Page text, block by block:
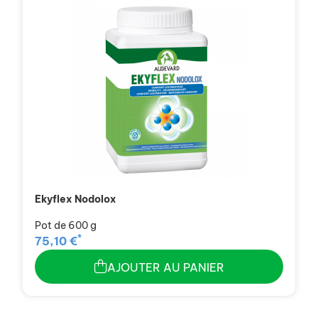
Ekyflex Nodolox
Pot de 600 g
75,10 €*
AJOUTER AU PANIER